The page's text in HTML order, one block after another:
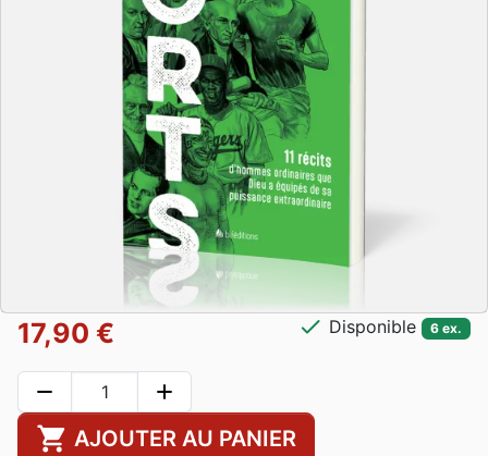
17,90 € check Disponible 6 ex.
remove add
shopping_cart AJOUTER AU PANIER